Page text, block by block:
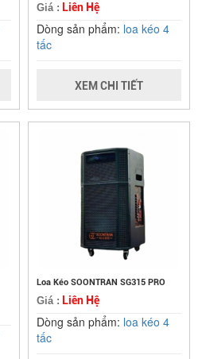
Giá : Liên Hệ
Dòng sản phẩm: loa kéo 4
tấc
XEM CHI TIẾT
Loa Kéo SOONTRAN SG315 PRO
Giá : Liên Hệ
Dòng sản phẩm: loa kéo 4
tấc